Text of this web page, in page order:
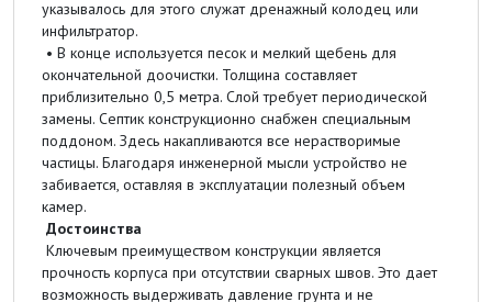
указывалось для этого служат дренажный колодец или
инфильтратор.
• В конце используется песок и мелкий щебень для
окончательной доочистки. Толщина составляет
приблизительно 0,5 метра. Слой требует периодической
замены. Септик конструкционно снабжен специальным
поддоном. Здесь накапливаются все нерастворимые
частицы. Благодаря инженерной мысли устройство не
забивается, оставляя в эксплуатации полезный объем
камер.
Достоинства
Ключевым преимуществом конструкции является
прочность корпуса при отсутствии сварных швов. Это дает
возможность выдерживать давление грунта и не